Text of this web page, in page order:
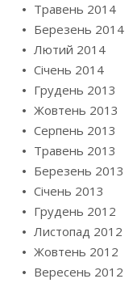
Травень 2014
Березень 2014
Лютий 2014
Січень 2014
Грудень 2013
Жовтень 2013
Серпень 2013
Травень 2013
Березень 2013
Січень 2013
Грудень 2012
Листопад 2012
Жовтень 2012
Вересень 2012